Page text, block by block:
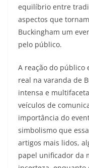
equilíbrio entre
aspectos que
Buckingham um
pelo público.
A reação do público
real na varanda de
intensa e
veículos de
importância do
simbolismo que
artigos mais lidos,
papel unificador da